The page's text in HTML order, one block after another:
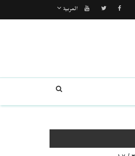
العربية